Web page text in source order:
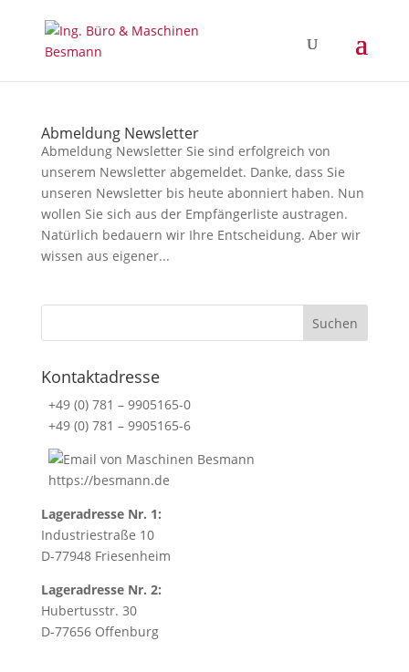
Abmeldung Newsletter
Abmeldung Newsletter Sie sind erfolgreich von
unserem Newsletter abgemeldet. Danke, dass Sie
unseren Newsletter bis heute abonniert haben. Nun
wollen Sie sich aus der Empfängerliste austragen.
Natürlich bedauern wir Ihre Entscheidung. Aber wir
wissen aus eigener...
Kontaktadresse
+49 (0) 781 – 9905165-0
+49 (0) 781 – 9905165-6
https://besmann.de
Lageradresse Nr. 1:
Industriestraße 10
D-77948 Friesenheim
Lageradresse Nr. 2:
Hubertusstr. 30
D-77656 Offenburg